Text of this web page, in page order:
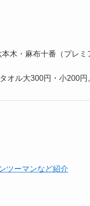
木・麻布十番（プレミ
オル大300円・小200
ツーマンなど紹介